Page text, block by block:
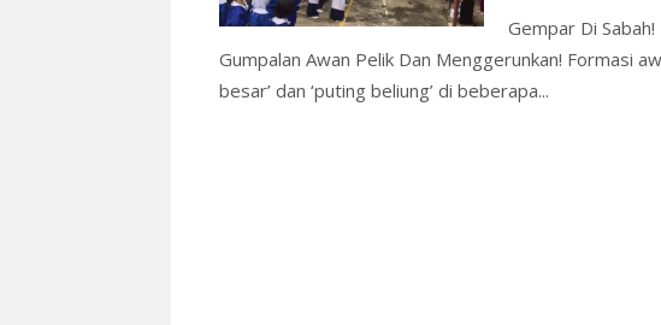
Gempar Di
Gumpalan Awan Pelik Dan Menggerunkan! Formasi
besar’ dan ‘puting beliung’ di beberapa...